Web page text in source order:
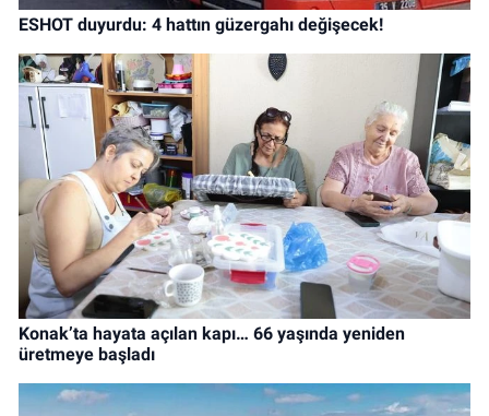
ESHOT duyurdu: 4 hattın güzergahı değişecek!
Konak’ta hayata açılan kapı… 66 yaşında yeniden
üretmeye başladı